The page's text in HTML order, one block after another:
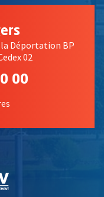
la Déportation BP
02
00